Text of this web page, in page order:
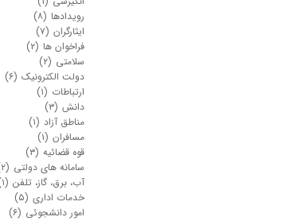
رویدادها (۸)
ایثارگران (۷)
فراخوان ها (۲)
سلامتی (۲)
دولت الکترونیک (۶)
ارتباطات (۱)
دانش (۳)
مناطق آزاد (۱)
مسافران (۱)
قوه قضائیه (۳)
سامانه های دولتی (۲)
آب، برق، گاز، تلفن (۱)
خدمات اداری (۵)
امور دانشجوئی (۶)